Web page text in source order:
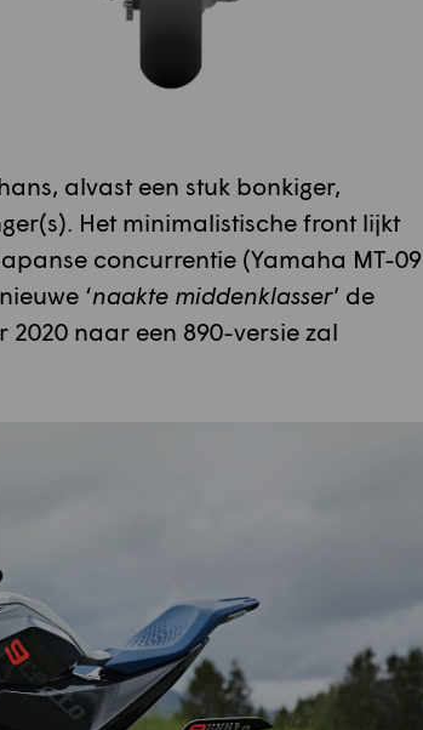
alvast een stuk bonkiger,
Het minimalistische front lijkt
concurrentie (Yamaha MT-09
‘naakte middenklasser’ de
2020 naar een 890-versie zal